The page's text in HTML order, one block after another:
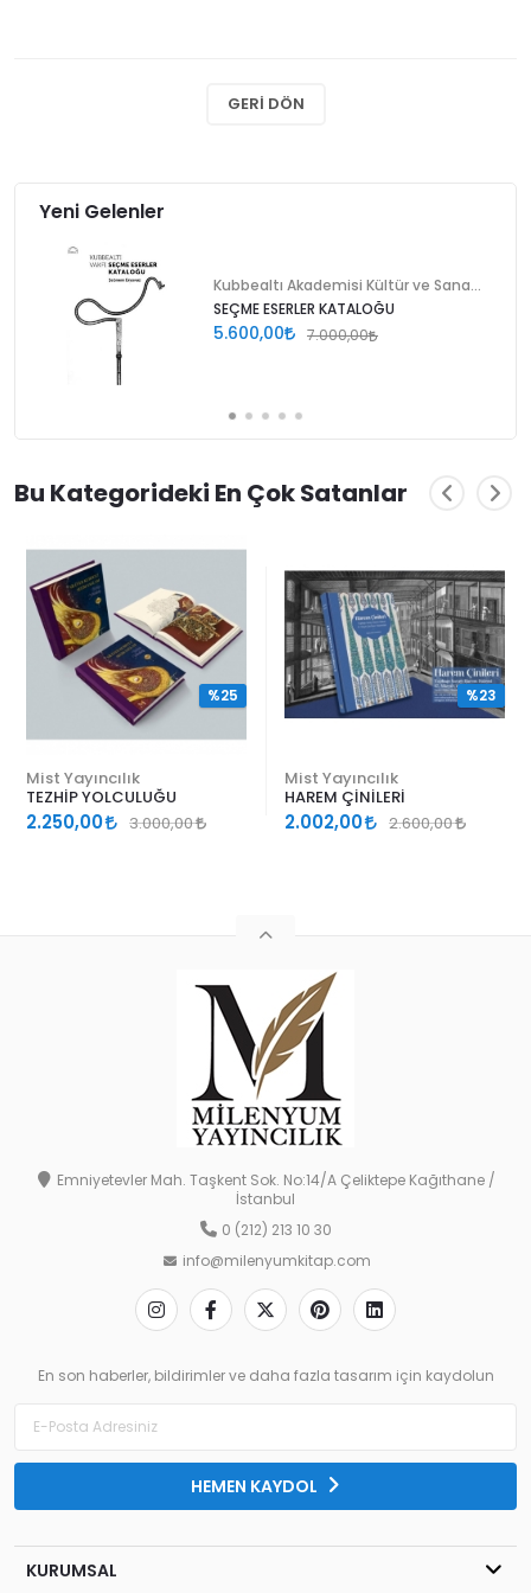
GERI DÖN
Yeni Gelenler
SEÇME ESERLER KATALOĞU
5.600,00 7.000,00
Bu Kategorideki En Çok Satanlar
Mist Yayıncılık
TEZHİP YOLCULUĞU
2.250,00 3.000,00
%25
Mist Yayıncılık
HAREM ÇİNİLERİ
2.002,00 2.600,00
%23
Emniyetevler Mah. Taşkent Sok. No:14/A Çeliktepe Kağıthane /
İstanbul
0 (212) 213 10 30
info@milenyumkitap.com
En son haberler, bildirimler ve daha fazla tasarım için kaydolun
HEMEN KAYDOL
KURUMSAL